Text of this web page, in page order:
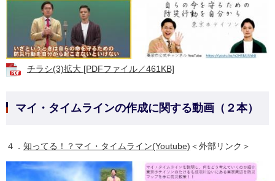
チラシ(3)拡大 [PDFファイル／461KB]
マイ・タイムラインの作成に関する動画（２本）
４． 知ってる！？マイ・タイムライン(Youtube) ＜外部リンク＞